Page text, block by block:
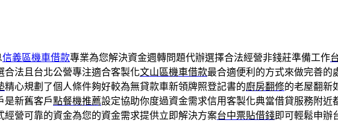
信義區機車借款專業為您解決資金週轉問題代辦選擇合法經營非錢莊準備工作
合法且台北公營專注適合客製化文山區機車借款最合適便利的方式來做完善的
精心規劃了個人條件夠好較為無貸款車新領牌照登記書的廚房翻修的老屋翻新
是新舊客戶點餐機推薦設定協助你度過資金需求信用客製化典當借貸服務附近
經營可靠的資金為您的資金需求提供立即解決方案台中票貼借錢即可輕鬆申辦